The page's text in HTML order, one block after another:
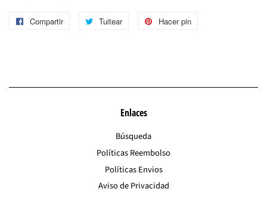
Compartir
CompartirTuitear
Tuitear
Hacer pin
Enlaces
Búsqueda
Políticas Reembolso
Políticas Envios
Aviso de Privacidad